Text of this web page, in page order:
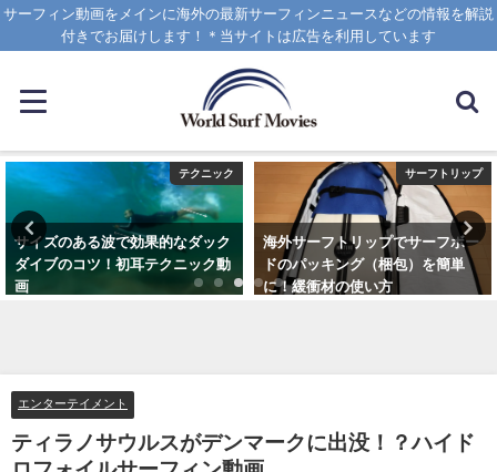
サーフィン動画をメインに海外の最新サーフィンニュースなどの情報を解説
付きでお届けします！＊当サイトは広告を利用しています
テクニック
サイズのある波で効果的なダック
ダイブのコツ！初耳テクニック動
画
サーフトリップ
海外サーフトリップでサーフボー
ドのパッキング（梱包）を簡単
に！緩衝材の使い方
エンターテイメント
ティラノサウルスがデンマークに出没！？ハイド